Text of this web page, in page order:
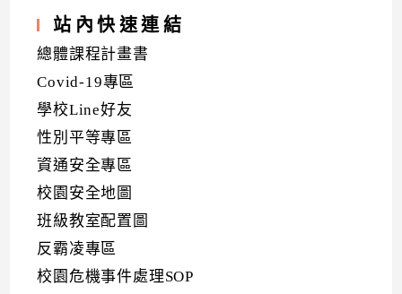
站內快速連結
總體課程計畫書
Covid-19專區
學校Line好友
性別平等專區
資通安全專區
校園安全地圖
班級教室配置圖
反霸凌專區
校園危機事件處理SOP